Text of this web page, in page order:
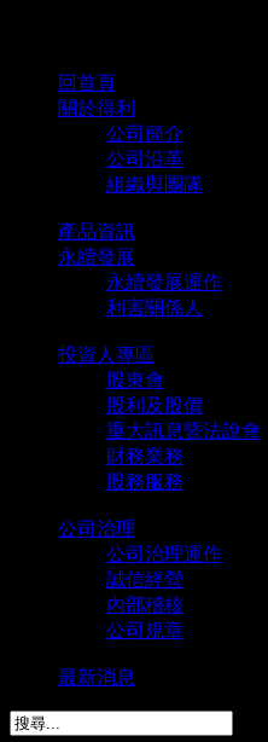
回首頁
關於得利
公司簡介
公司沿革
組織與團隊
產品資訊
永續發展
永續發展運作
利害關係人
投資人專區
股東會
股利及股價
重大訊息暨法說會
財務業務
股務服務
公司治理
公司治理運作
誠信經營
內部稽核
公司規章
最新消息